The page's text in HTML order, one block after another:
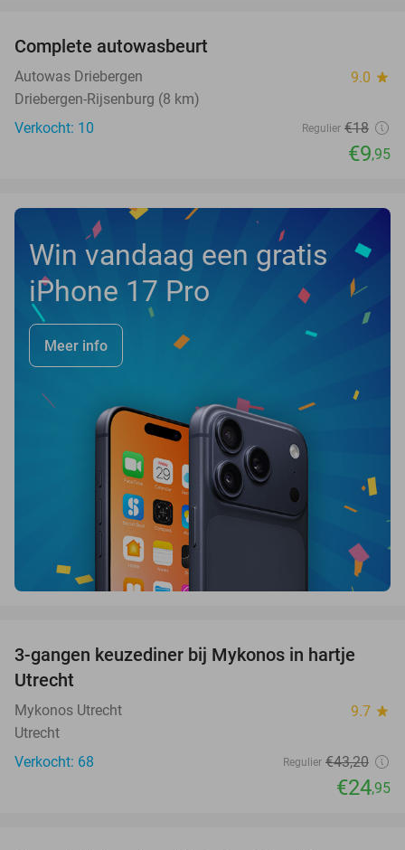
NEW
TODAY
Complete autowasbeurt
Autowas Driebergen 9.0 star
Driebergen-Rijsenburg (8 km)
Verkocht: 10
Regulier €18
€9,95
Win vandaag een gratis
iPhone 17 Pro
Meer info
42%
3-gangen keuzediner bij Mykonos in hartje
Utrecht
Mykonos Utrecht 9.7 star
Utrecht
Verkocht: 68
Regulier €43,20
€24,95